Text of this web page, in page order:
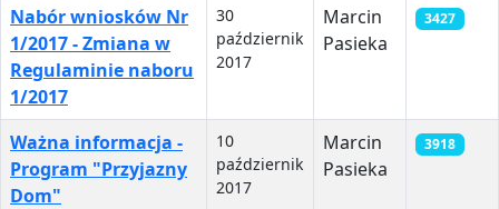
Nabór wniosków Nr
1/2017 - Zmiana w
Regulaminie naboru
1/2017
30
październik
2017
Marcin
Pasieka
3427
Ważna informacja -
Program "Przyjazny
Dom"
10
październik
2017
Marcin
Pasieka
3918